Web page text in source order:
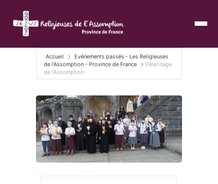
Accueil
Evénements passés - Les Religieuses
de l'Assomption - Province de France
Pèlerinage
de l’Assomption